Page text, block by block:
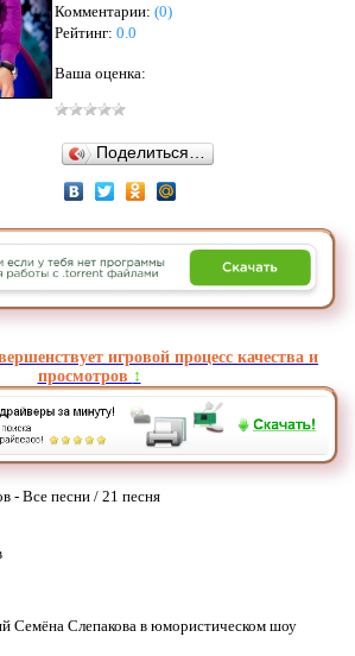
Комментарии: (0)
Рейтинг: 0.0
Ваша оценка:
Поделиться…
игровой процесс качества и
просмотров ↕️
- Все песни / 21 песня
Семёна Слепакова в юмористическом шоу